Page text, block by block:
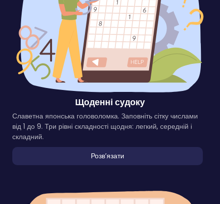
Щоденні судоку
Славетна японська головоломка. Заповніть сітку числами
від 1 до 9. Три рівні складності щодня: легкий, середній і
складний.
Розвʼязати